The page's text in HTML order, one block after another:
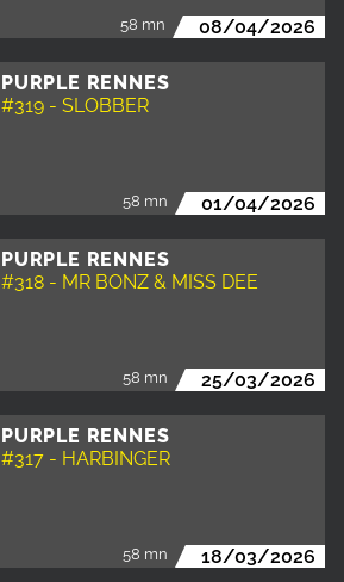
58 mn 08/04/2026
PURPLE RENNES
#319 - SLOBBER
58 mn 01/04/2026
PURPLE RENNES
#318 - MR BONZ & MISS DEE
58 mn 25/03/2026
PURPLE RENNES
#317 - HARBINGER
58 mn 18/03/2026